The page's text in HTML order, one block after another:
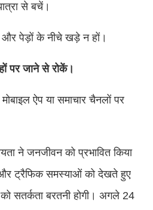
से बचें।
और पेड़ों के नीचे खड़े न हों।
पर जाने से रोकें।
ऐप या समाचार चैनलों पर
ने जनजीवन को प्रभावित किया
ट्रैफिक समस्याओं को देखते हुए
सतर्कता बरतनी होगी। अगले 24